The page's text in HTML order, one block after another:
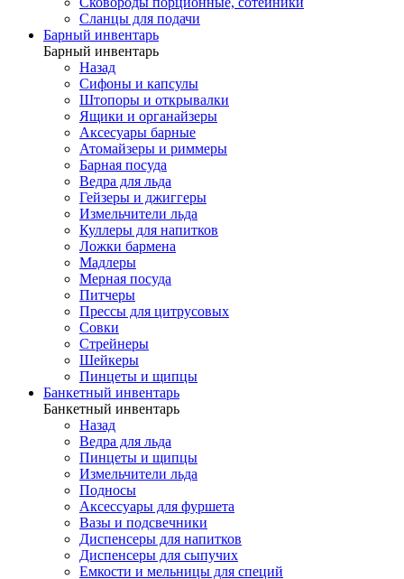
Сланцы для подачи
Барный инвентарь
Барный инвентарь
Назад
Сифоны и капсулы
Штопоры и открывалки
Ящики и органайзеры
Аксесуары барные
Атомайзеры и риммеры
Барная посуда
Ведра для льда
Гейзеры и джиггеры
Измельчители льда
Куллеры для напитков
Ложки бармена
Мадлеры
Мерная посуда
Питчеры
Прессы для цитрусовых
Совки
Стрейнеры
Шейкеры
Пинцеты и щипцы
Банкетный инвентарь
Банкетный инвентарь
Назад
Ведра для льда
Пинцеты и щипцы
Измельчители льда
Подносы
Аксессуары для фуршета
Вазы и подсвечники
Диспенсеры для напитков
Диспенсеры для сыпучих
Емкости и мельницы для специй